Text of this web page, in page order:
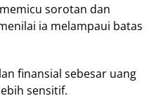
sorotan dan
ia melampaui batas
finansial sebesar uang
sensitif.